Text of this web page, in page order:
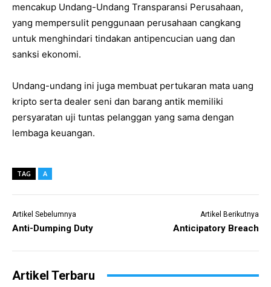
mencakup Undang-Undang Transparansi Perusahaan,
yang mempersulit penggunaan perusahaan cangkang
untuk menghindari tindakan antipencucian uang dan
sanksi ekonomi.
Undang-undang ini juga membuat pertukaran mata uang
kripto serta dealer seni dan barang antik memiliki
persyaratan uji tuntas pelanggan yang sama dengan
lembaga keuangan.
TAG A
Artikel Sebelumnya
Anti-Dumping Duty
Artikel Berikutnya
Anticipatory Breach
Artikel Terbaru